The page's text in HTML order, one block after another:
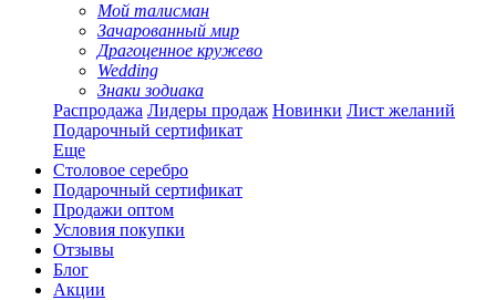
Мой талисман
Зачарованный мир
Драгоценное кружево
Wedding
Знаки зодиака
Распродажа Лидеры продаж Новинки Лист желаний
Подарочный сертификат
Еще
Столовое серебро
Подарочный сертификат
Продажи оптом
Условия покупки
Отзывы
Блог
Акции